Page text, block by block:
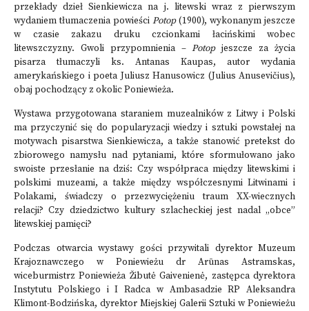
przekłady dzieł Sienkiewicza na j. litewski wraz z pierwszym
wydaniem tłumaczenia powieści Potop(1900), wykonanym jeszcze
w czasie zakazu druku czcionkami łacińskimi wobec
litewszczyzny. Gwoli przypomnienia –Potopjeszcze za życia
pisarza tłumaczyli ks. Antanas Kaupas, autor wydania
amerykańskiego i poeta Juliusz Hanusowicz (Julius Anusevičius),
obaj pochodzący z okolic Poniewieża.
Wystawa przygotowana staraniem muzealników z Litwy i Polski
ma przyczynić się do popularyzacji wiedzy i sztuki powstałej na
motywach pisarstwa Sienkiewicza, a także stanowić pretekst do
zbiorowego namysłu nad pytaniami, które sformułowano jako
swoiste przesłanie na dziś: Czy współpraca między litewskimi i
polskimi muzeami, a także między współczesnymi Litwinami i
Polakami, świadczy o przezwyciężeniu traum XX-wiecznych
relacji? Czy dziedzictwo kultury szlacheckiej jest nadal „obce”
litewskiej pamięci?
Podczas otwarcia wystawy gości przywitali dyrektor Muzeum
Krajoznawczego w Poniewieżu dr Arūnas Astramskas,
wiceburmistrz Poniewieża Žibutė Gaivenienė, zastępca dyrektora
Instytutu Polskiego i I Radca w Ambasadzie RP Aleksandra
Klimont-Bodzińska, dyrektor Miejskiej Galerii Sztuki w Poniewieżu